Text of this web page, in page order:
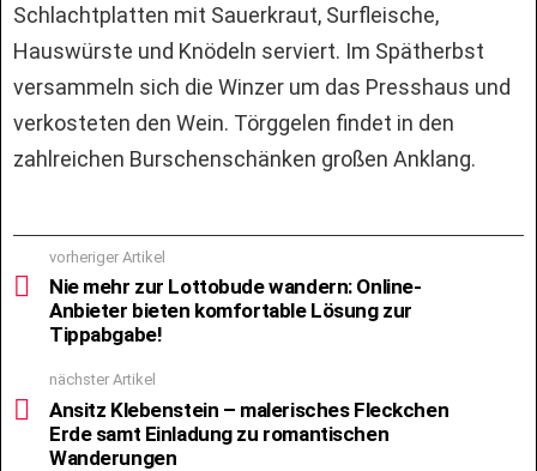
Schlachtplatten mit Sauerkraut, Surfleische,
Hauswürste und Knödeln serviert. Im Spätherbst
versammeln sich die Winzer um das Presshaus und
verkosteten den Wein. Törggelen findet in den
zahlreichen Burschenschänken großen Anklang.
more
vorheriger Artikel
Nie mehr zur Lottobude wandern: Online-
Anbieter bieten komfortable Lösung zur
Tippabgabe!
nächster Artikel
Ansitz Klebenstein – malerisches Fleckchen
Erde samt Einladung zu romantischen
Wanderungen